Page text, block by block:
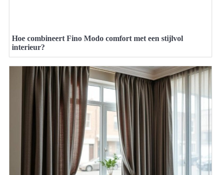
Hoe combineert Fino Modo comfort met een stijlvol
interieur?